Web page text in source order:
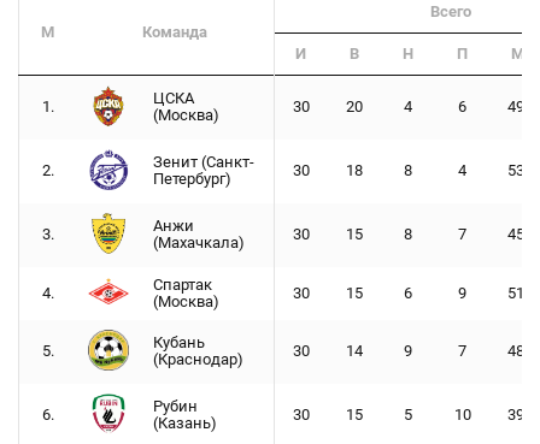
М Команда
Всего
И В Н П
1.
ЦСКА
(Москва)
30 20 4 6 49 -
2.
Зенит (Санкт-
Петербург)
30 18 8 4 53 -
3.
Анжи
(Махачкала)
30 15 8 7 45 -
4.
Спартак
(Москва)
30 15 6 9 51 -
5.
Кубань
(Краснодар)
30 14 9 7 48 -
6.
Рубин
(Казань)
30 15 5 10 39 -